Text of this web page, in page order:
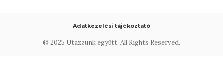
© 2025 Utazzunk együtt. All Rights Reserved.
Adatkezelési tájékoztató